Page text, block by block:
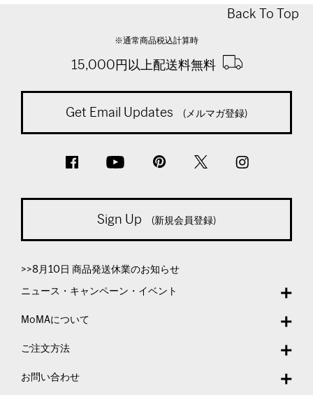
Back To Top
※通常商品税込計算時
15,000円以上配送料無料
Get Email Updates (メルマガ登録)
Sign Up (新規会員登録)
>>8月10日 商品発送休業のお知らせ
ニュース・キャンペーン・イベント
MoMAについて
ご注文方法
お問い合わせ